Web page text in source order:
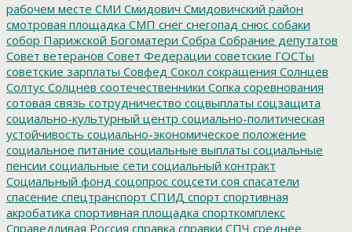
рабочем месте СМИ Смидович Смидовичский район
смотровая площадка СМП снег снегопад снюс собаки
собор Парижской Богоматери Собра Собрание депутатов
Совет ветеранов Совет Федерации советские ГОСТы
советские зарплаты Совфед Сокол сокращения Солнцев
Солтус Солцнев соотечественники Сопка соревнования
сотовая связь сотрудничество соцвыплаты соцзащита
социально-культурный центр социально-политическая
устойчивость социально-экономическое положение
социальное питание социальные выплаты социальные
пенсии социальные сети социальный контракт
Социальный фонд соцопрос соцсети соя спасатели
спасение спецтранспорт СПИД спорт спортивная
акробатика спортивная площадка спорткомплекс
Справедливая Россия справка справки СПЧ среднее